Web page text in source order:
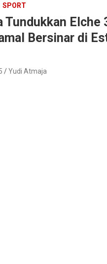
SPORT
Tundukkan Elche
Bersinar di
Yudi Atmaja